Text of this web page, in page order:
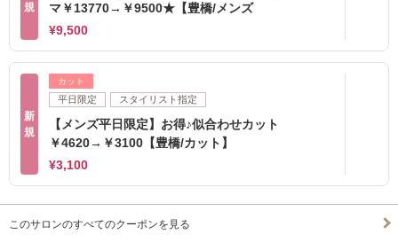
規
マ￥13770→￥9500★【豊橋/メンズ
¥9,500
新
規
カット
平日限定 スタイリスト指定
【メンズ平日限定】お得♪似合わせカット
￥4620→￥3100【豊橋/カット】
¥3,100
このサロンのすべてのクーポンを見る